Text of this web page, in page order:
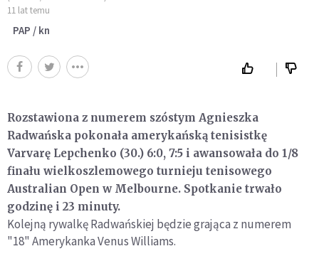
11 lat temu
PAP / kn
Rozstawiona z numerem szóstym Agnieszka
Radwańska pokonała amerykańską tenisistkę
Varvarę Lepchenko (30.) 6:0, 7:5 i awansowała do 1/8
finału wielkoszlemowego turnieju tenisowego
Australian Open w Melbourne. Spotkanie trwało
godzinę i 23 minuty.
Kolejną rywalkę Radwańskiej będzie grająca z numerem
"18" Amerykanka Venus Williams.